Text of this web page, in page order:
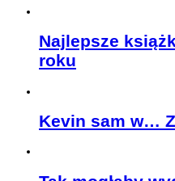
Najlepsze
roku
Kevin sam w…